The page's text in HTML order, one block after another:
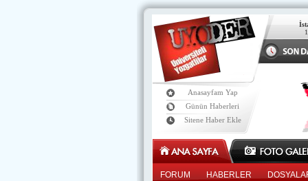
Anasayfam Yap
Günün Haberleri
Sitene Haber Ekle
FORUM HABERLER